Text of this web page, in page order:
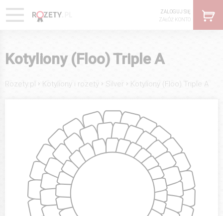
ZALOGUJ SIĘ
ZAŁÓŻ KONTO
Kotyliony (Floo) Triple A
Rozety.pl › Kotyliony i rozety › Silver › Kotyliony (Floo) Triple A